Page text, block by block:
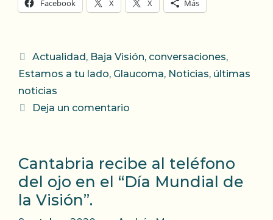
Facebook X X Más
Categorías
Actualidad , Baja Visión, conversaciones,
Estamos a tu lado, Glaucoma, Noticias, últimas
noticias
Deja un comentario
Cantabria recibe al teléfono
del ojo en el “Día Mundial de
la Visión”.